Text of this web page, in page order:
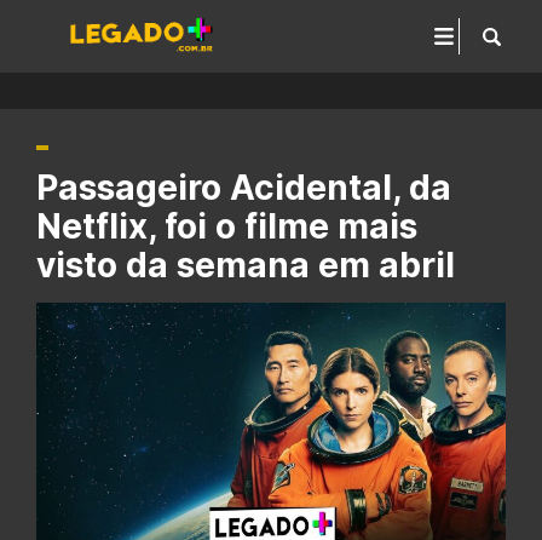
Passageiro Acidental, da
Netflix, foi o filme mais
visto da semana em abril